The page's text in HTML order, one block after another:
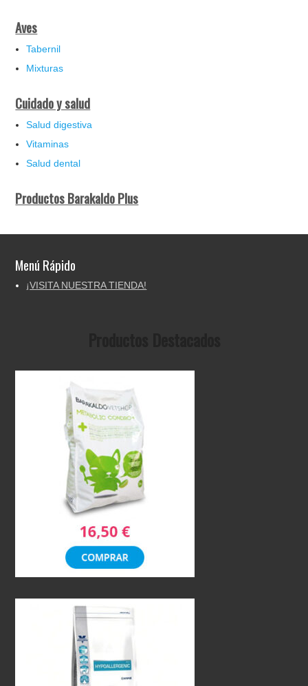
Aves
Tabernil
Mixturas
Cuidado y salud
Salud digestiva
Vitaminas
Salud dental
Productos Barakaldo Plus
Menú Rápido
¡VISITA NUESTRA TIENDA!